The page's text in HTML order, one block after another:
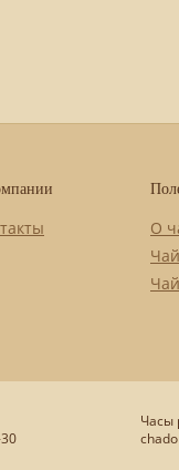
О
Часы